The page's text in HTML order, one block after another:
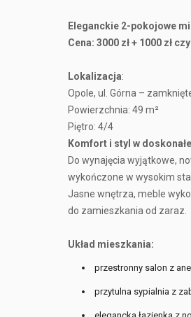
Eleganckie 2-pokojowe
Cena: 3000 zł + 1000 zł
Lokalizacja:
Opole, ul. Górna –
Powierzchnia: 49 m²
Piętro: 4/4
Komfort i styl w
Do wynajęcia wyjątkowe,
wykończone w wysokim
Jasne wnętrza, meble
do zamieszkania od zaraz.
Układ mieszkania:
przestronny salon z
przytulna sypialnia z
elegancka łazienka z